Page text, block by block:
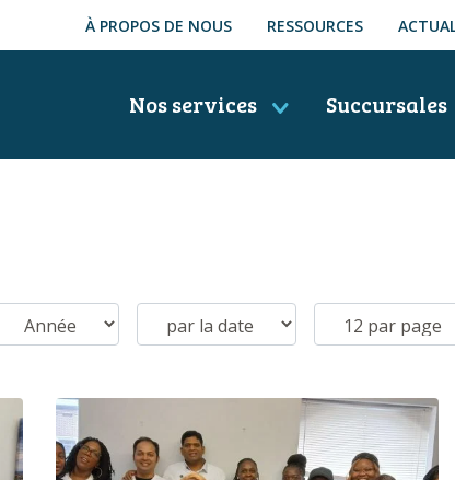
À PROPOS DE NOUS RESSOURCES
Nos services Succursales